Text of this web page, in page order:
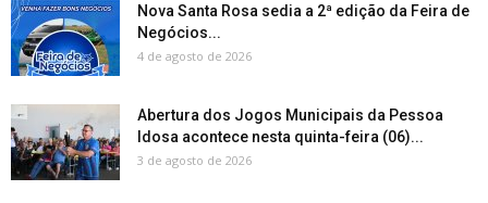
Nova Santa Rosa sedia a 2ª edição da Feira de
Negócios...
4 de agosto de 2026
Abertura dos Jogos Municipais da Pessoa
Idosa acontece nesta quinta-feira (06)...
3 de agosto de 2026